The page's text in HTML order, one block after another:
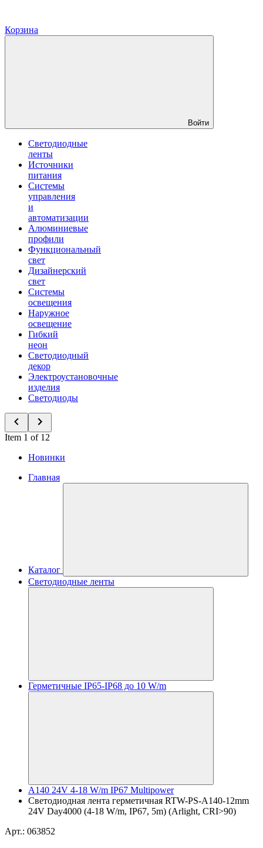
Корзина
Войти
Светодиодные
ленты
Источники
питания
Системы
управления
и
автоматизации
Алюминиевые
профили
Функциональный
свет
Дизайнерский
свет
Системы
освещения
Наружное
освещение
Гибкий
неон
Светодиодный
декор
Электроустановочные
изделия
Светодиоды
Item 1 of 12
Новинки
Главная
Каталог
Светодиодные ленты
Герметичные IP65-IP68 до 10 W/m
A140 24V 4-18 W/m IP67 Multipower
Светодиодная лента герметичная RTW-PS-A140-12mm
24V Day4000 (4-18 W/m, IP67, 5m) (Arlight, CRI>90)
Арт.: 063852